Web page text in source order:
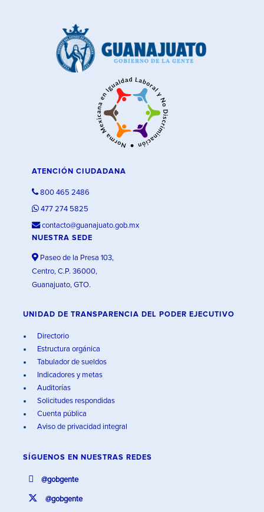
ATENCIÓN CIUDADANA
800 465 2486
477 274 5825
contacto@guanajuato.gob.mx
NUESTRA SEDE
Paseo de la Presa 103,
Centro, C.P. 36000,
Guanajuato, GTO.
UNIDAD DE TRANSPARENCIA DEL PODER EJECUTIVO
Directorio
Estructura orgánica
Tabulador de sueldos
Indicadores y metas
Auditorías
Solicitudes respondidas
Cuenta pública
Aviso de privacidad integral
SÍGUENOS EN NUESTRAS REDES
@gobgente
@gobgente